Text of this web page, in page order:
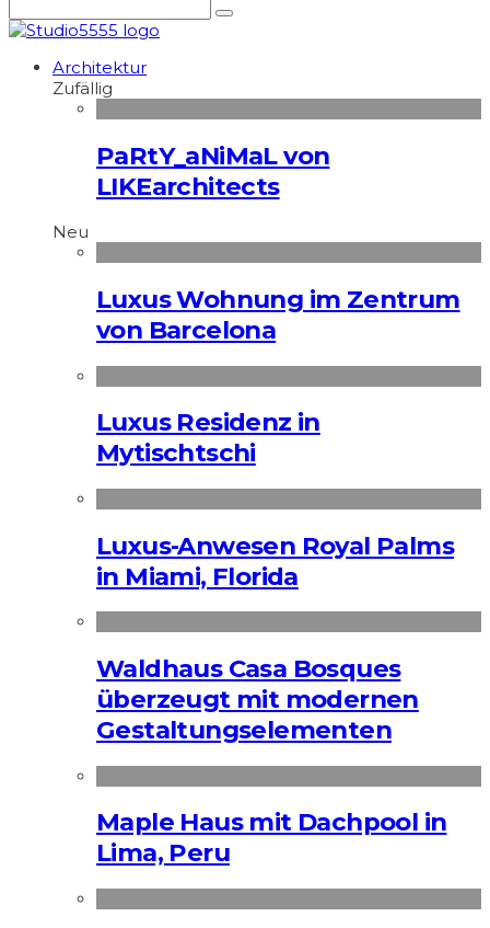
Architektur
Zufällig
PaRtY_aNiMaL von
LIKEarchitects
Neu
Luxus Wohnung im Zentrum
von Barcelona
Luxus Residenz in
Mytischtschi
Luxus-Anwesen Royal Palms
in Miami, Florida
Waldhaus Casa Bosques
überzeugt mit modernen
Gestaltungselementen
Maple Haus mit Dachpool in
Lima, Peru